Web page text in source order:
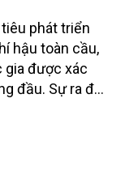
phát triển
hậu toàn cầu,
gia được xác
đầu. Sự ra đời
toàn diện,
cao hiệu